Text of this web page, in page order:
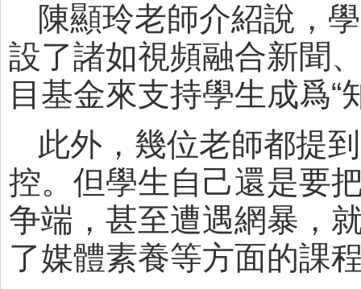
陳顯玲老師介紹說，
設了諸如視頻融合新聞
目基金來支持學生成爲“
此外，幾位老師都提
控。但學生自己還是要
争端，甚至遭遇網暴，
了媒體素養等方面的課